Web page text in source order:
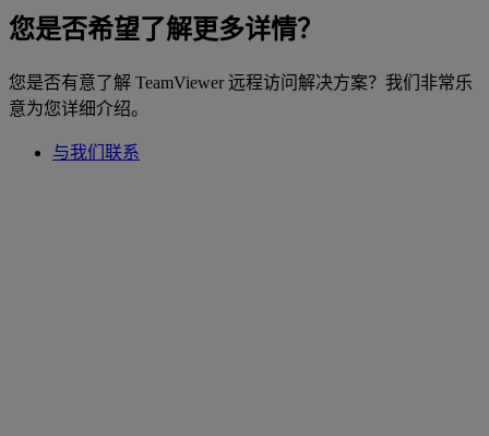
您是否希望了解更多详情？
您是否有意了解 TeamViewer 远程访问解决方案？我们非常乐
意为您详细介绍。
与我们联系